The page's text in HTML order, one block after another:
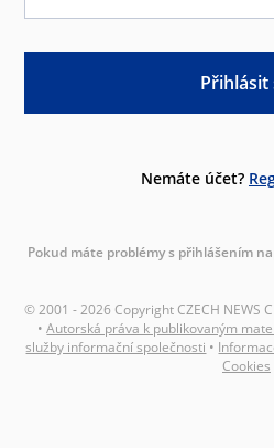
Přihlásit
Nemáte účet?
Pokud máte problémy s přihlášením
© 2001 - 2026 Copyright CZECH NEWS
•Autorská práva k publikovaným
služby informační společnosti •
Cookies